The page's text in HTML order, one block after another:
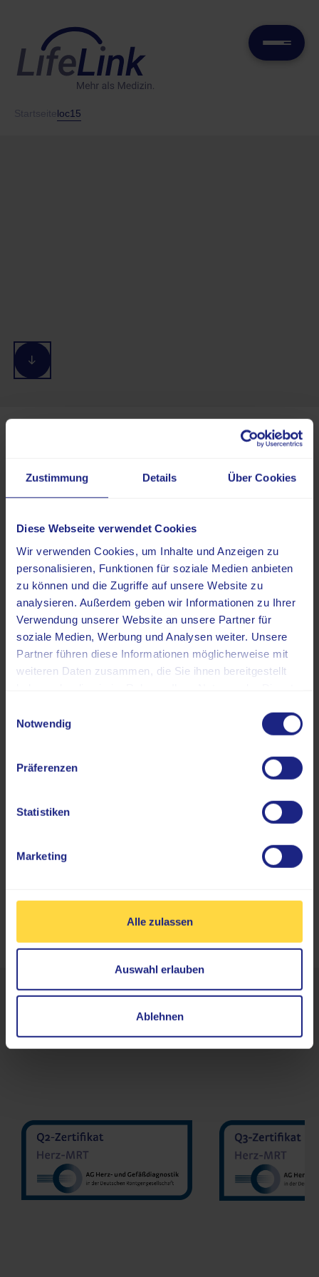
Zustimmung Details Über Cookies
Diese Webseite verwendet Cookies
Wir verwenden Cookies, um Inhalte und Anzeigen zu
personalisieren, Funktionen für soziale Medien anbieten
zu können und die Zugriffe auf unsere Website zu
analysieren. Außerdem geben wir Informationen zu Ihrer
Verwendung unserer Website an unsere Partner für
soziale Medien, Werbung und Analysen weiter. Unsere
Partner führen diese Informationen möglicherweise mit
weiteren Daten zusammen, die Sie ihnen bereitgestellt
Notwendig
Präferenzen
Statistiken
Marketing
Alle zulassen
Auswahl erlauben
Ablehnen
loc15
Großbaustelle Hauptstraße
Brackwede
Anreise zur Praxis erschwert. Dementsprechend
Anreise einzuplanen.
MVZ MedDiagnost GmbH
Geilenkirchen
Dr. med. Jonas Schmöe
MVZ
Prof. Dr.